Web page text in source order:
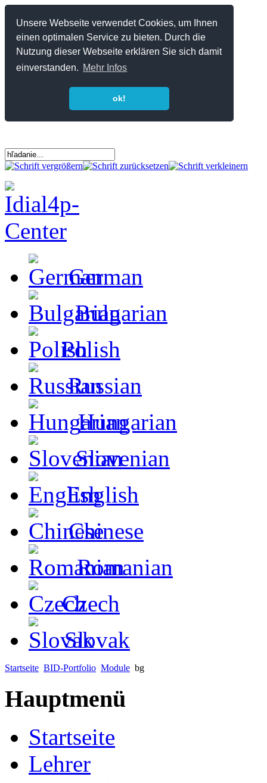
Unsere Webseite verwendet Cookies, um Ihnen
einen optimalen Service zu bieten. Durch die
Nutzung dieser Webseite erklären Sie sich damit
einverstanden. Mehr Infos
ok!
German
Bulgarian
Polish
Russian
Hungarian
Slovenian
English
Chinese
Romanian
Czech
Slovak
Startseite BID-Portfolio Module bg
Hauptmenü
Startseite
Lehrer